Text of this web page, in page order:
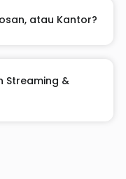
atau Kantor?
Streaming &